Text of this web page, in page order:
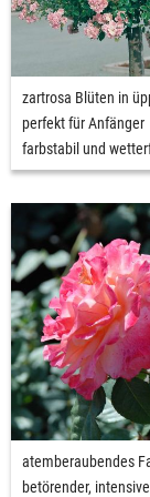
zartrosa Blüten in
perfekt für Anfänger
farbstabil und
atemberaubendes
betörender,